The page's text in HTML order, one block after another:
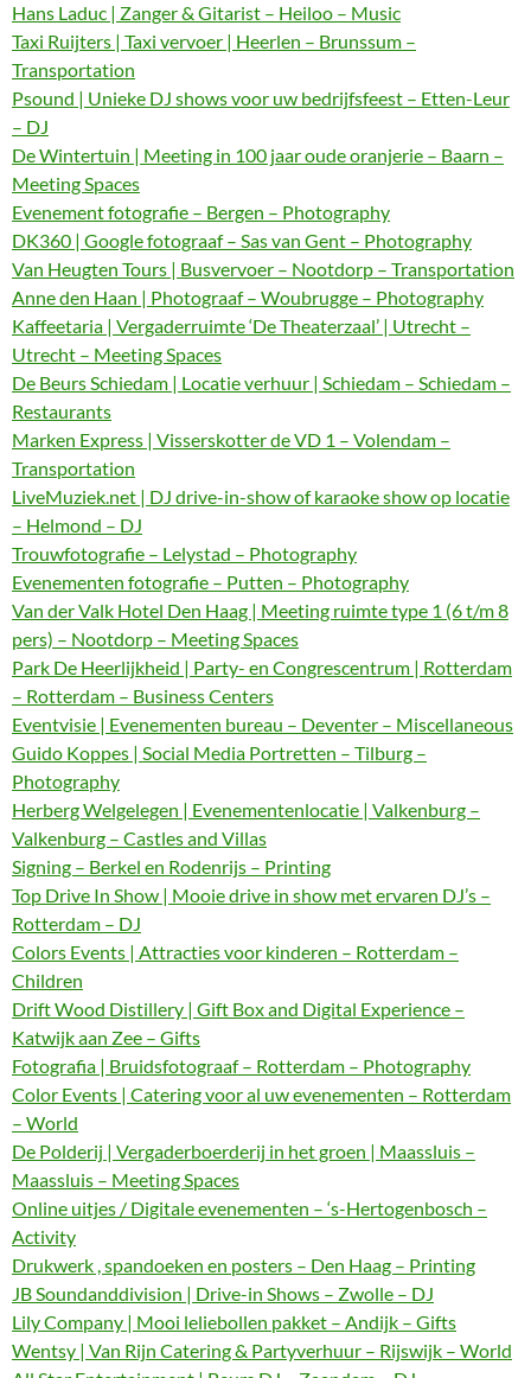
Hans Laduc | Zanger & Gitarist – Heiloo – Music
Taxi Ruijters | Taxi vervoer | Heerlen – Brunssum –
Transportation
Psound | Unieke DJ shows voor uw bedrijfsfeest – Etten-Leur
– DJ
De Wintertuin | Meeting in 100 jaar oude oranjerie – Baarn –
Meeting Spaces
Evenement fotografie – Bergen – Photography
DK360 | Google fotograaf – Sas van Gent – Photography
Van Heugten Tours | Busvervoer – Nootdorp – Transportation
Anne den Haan | Photograaf – Woubrugge – Photography
Kaffeetaria | Vergaderruimte ‘De Theaterzaal’ | Utrecht –
Utrecht – Meeting Spaces
De Beurs Schiedam | Locatie verhuur | Schiedam – Schiedam –
Restaurants
Marken Express | Visserskotter de VD 1 – Volendam –
Transportation
LiveMuziek.net | DJ drive-in-show of karaoke show op locatie
– Helmond – DJ
Trouwfotografie – Lelystad – Photography
Evenementen fotografie – Putten – Photography
Van der Valk Hotel Den Haag | Meeting ruimte type 1 (6 t/m 8
pers) – Nootdorp – Meeting Spaces
Park De Heerlijkheid | Party- en Congrescentrum | Rotterdam
– Rotterdam – Business Centers
Eventvisie | Evenementen bureau – Deventer – Miscellaneous
Guido Koppes | Social Media Portretten – Tilburg –
Photography
Herberg Welgelegen | Evenementenlocatie | Valkenburg –
Valkenburg – Castles and Villas
Signing – Berkel en Rodenrijs – Printing
Top Drive In Show | Mooie drive in show met ervaren DJ’s –
Rotterdam – DJ
Colors Events | Attracties voor kinderen – Rotterdam –
Children
Drift Wood Distillery | Gift Box and Digital Experience –
Katwijk aan Zee – Gifts
Fotografia | Bruidsfotograaf – Rotterdam – Photography
Color Events | Catering voor al uw evenementen – Rotterdam
– World
De Polderij | Vergaderboerderij in het groen | Maassluis –
Maassluis – Meeting Spaces
Online uitjes / Digitale evenementen – ‘s-Hertogenbosch –
Activity
Drukwerk , spandoeken en posters – Den Haag – Printing
JB Soundanddivision | Drive-in Shows – Zwolle – DJ
Lily Company | Mooi leliebollen pakket – Andijk – Gifts
Wentsy | Van Rijn Catering & Partyverhuur – Rijswijk – World